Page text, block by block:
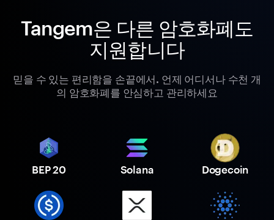
Tangem은 다른 암호화폐도
지원합니다
믿을 수 있는 편리함을 손끝에서. 언제 어디서나 수천 개
의 암호화폐를 안심하고 관리하세요
BEP 20 Solana Dogecoin